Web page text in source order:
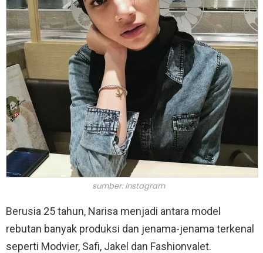
sumber: instagram
Berusia 25 tahun, Narisa menjadi antara model
rebutan banyak produksi dan jenama-jenama terkenal
seperti Modvier, Safi, Jakel dan Fashionvalet.